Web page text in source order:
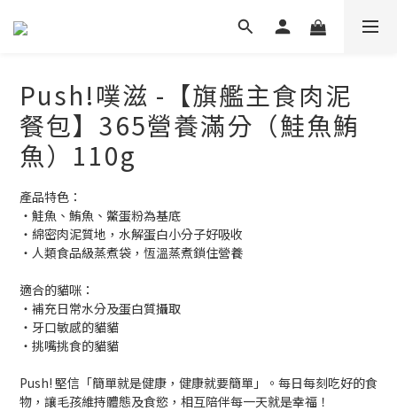
Push!噗滋 -【旗艦主食肉泥
餐包】365營養滿分（鮭魚鮪
魚）110g
產品特色：
・鮭魚、鮪魚、鱉蛋粉為基底
・綿密肉泥質地，水解蛋白小分子好吸收
・人類食品級蒸煮袋，恆溫蒸煮鎖住營養
適合的貓咪：
・補充日常水分及蛋白質攝取
・牙口敏感的貓貓
・挑嘴挑食的貓貓
Push! 堅信「簡單就是健康，健康就要簡單」。每日每刻吃好的食
物，讓毛孩維持體態及食慾，相互陪伴每一天就是幸福！